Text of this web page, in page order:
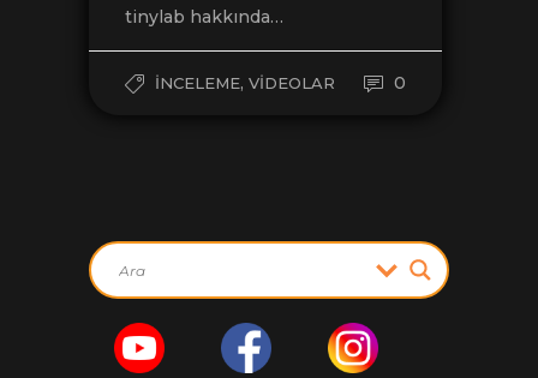
tinylab hakkında…
İNCELEME, VIDEOLAR 0